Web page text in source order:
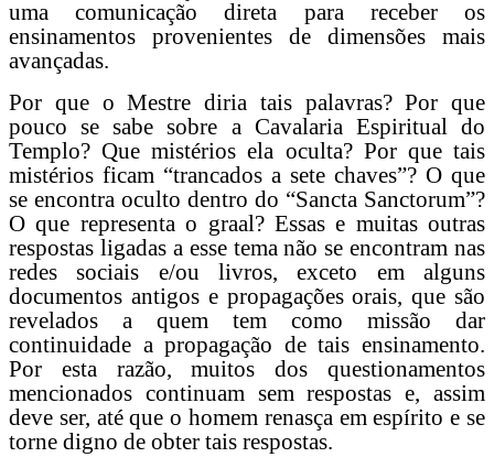
uma comunicação direta para receber os
ensinamentos provenientes de dimensões mais
avançadas.
Por que o Mestre diria tais palavras? Por que
pouco se sabe sobre a Cavalaria Espiritual do
Templo? Que mistérios ela oculta? Por que tais
mistérios ficam “trancados a sete chaves”? O que
se encontra oculto dentro do “Sancta Sanctorum”?
O que representa o graal? Essas e muitas outras
respostas ligadas a esse tema não se encontram nas
redes sociais e/ou livros, exceto em alguns
documentos antigos e propagações orais, que são
revelados a quem tem como missão dar
continuidade a propagação de tais ensinamento.
Por esta razão, muitos dos questionamentos
mencionados continuam sem respostas e, assim
deve ser, até que o homem renasça em espírito e se
torne digno de obter tais respostas.